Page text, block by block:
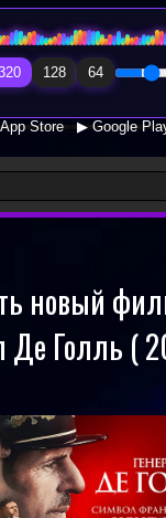
128 64
Store ▶ Google
новый
Де Голль (